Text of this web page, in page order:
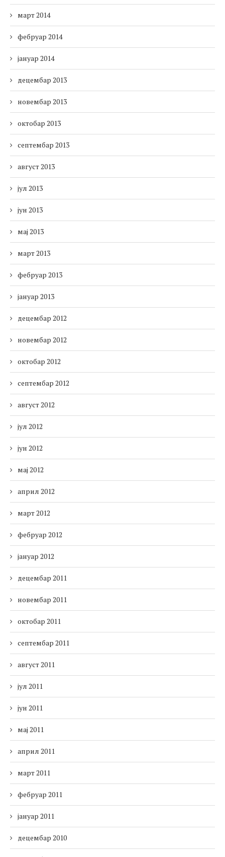
март 2014
фебруар 2014
јануар 2014
децембар 2013
новембар 2013
октобар 2013
септембар 2013
август 2013
јул 2013
јун 2013
мај 2013
март 2013
фебруар 2013
јануар 2013
децембар 2012
новембар 2012
октобар 2012
септембар 2012
август 2012
јул 2012
јун 2012
мај 2012
април 2012
март 2012
фебруар 2012
јануар 2012
децембар 2011
новембар 2011
октобар 2011
септембар 2011
август 2011
јул 2011
јун 2011
мај 2011
април 2011
март 2011
фебруар 2011
јануар 2011
децембар 2010